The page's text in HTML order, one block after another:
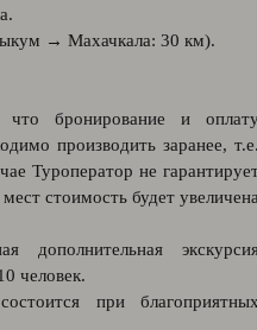
→ Махачкала: 30 км).
бронирование и
производить заранее,
Туроператор не
стоимость будет
человек.
при